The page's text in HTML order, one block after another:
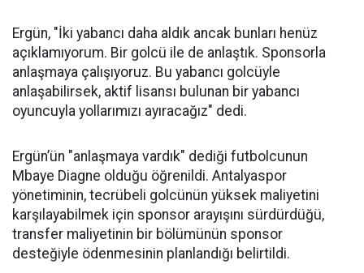
Ergün, "İki yabancı daha aldık ancak bunları henüz
açıklamıyorum. Bir golcü ile de anlaştık. Sponsorla
anlaşmaya çalışıyoruz. Bu yabancı golcüyle
anlaşabilirsek, aktif lisansı bulunan bir yabancı
oyuncuyla yollarımızı ayıracağız" dedi.
Ergün’ün "anlaşmaya vardık" dediği futbolcunun
Mbaye Diagne olduğu öğrenildi. Antalyaspor
yönetiminin, tecrübeli golcünün yüksek maliyetini
karşılayabilmek için sponsor arayışını sürdürdüğü,
transfer maliyetinin bir bölümünün sponsor
desteğiyle ödenmesinin planlandığı belirtildi.